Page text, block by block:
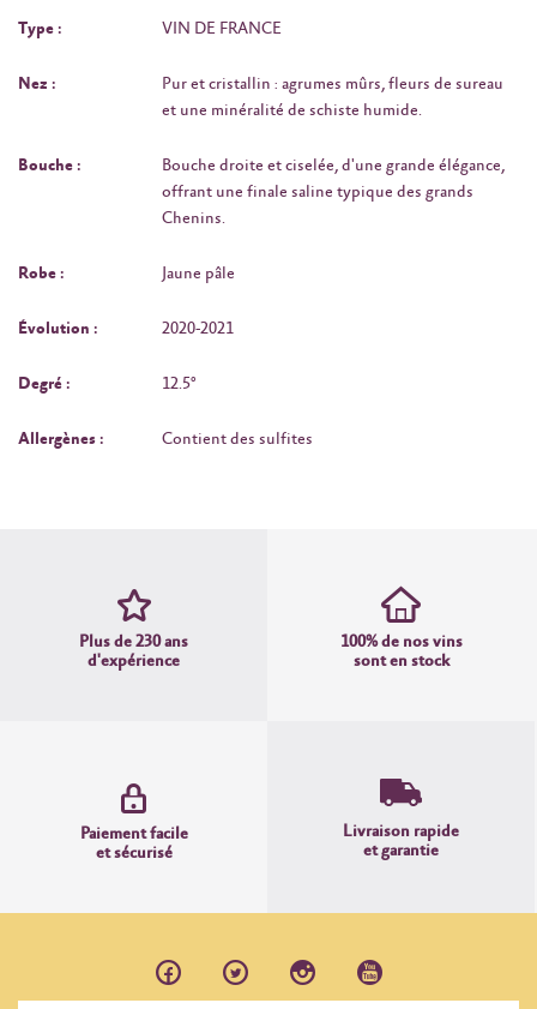
Type : VIN DE FRANCE
Nez :
Pur et cristallin : agrumes mûrs, fleurs de sureau
et une minéralité de schiste humide.
Bouche :
Bouche droite et ciselée, d'une grande élégance,
offrant une finale saline typique des grands
Chenins.
Robe : Jaune pâle
Évolution : 2020-2021
Degré : 12.5°
Allergènes : Contient des sulfites
Plus de 230 ans
d'expérience
100% de nos vins
sont en stock
Paiement facile
et sécurisé
Livraison rapide
et garantie